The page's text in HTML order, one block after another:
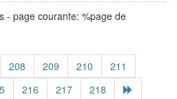
- page courante: %page de
208 209 210
211
216 217 218